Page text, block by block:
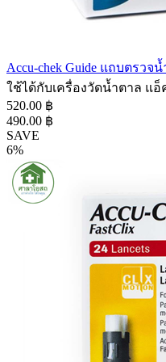
Accu-chek Guide แถบตรวจ
ใช้ได้กับเครื่องวัดน้ำตาล แอ็
520.00 ฿
490.00 ฿
SAVE
6%